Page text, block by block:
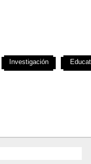
Investigación